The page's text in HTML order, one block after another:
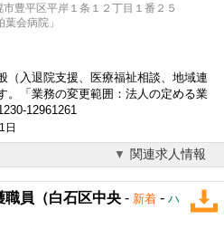
豊平区平岸１条１２丁目１番２５
会病院」
（入退院支援、医療福祉相談、地域連
。「業務の変更範囲：法人の定める業
12961261
日
関連求人情報
職員（白石区中央 - 新着 - ハ